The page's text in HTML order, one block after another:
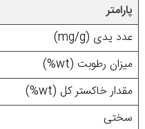
پارامتر
عدد یدی (mg/g)
میزان رطوبت (wt%)
مقدار خاکستر کل (wt%)
سختی